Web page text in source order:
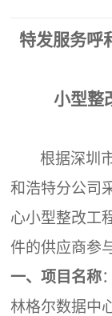
特发服务呼
小型整
根据深圳
和浩特分公司
心小型整改工
件的供应商参
一、项目名称
林格尔数据中